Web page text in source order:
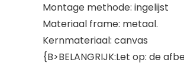
Montage methode: ingelijst
Materiaal frame: metaal.
Kernmateriaal: canvas
{B>BELANGRIJK:Let op: de